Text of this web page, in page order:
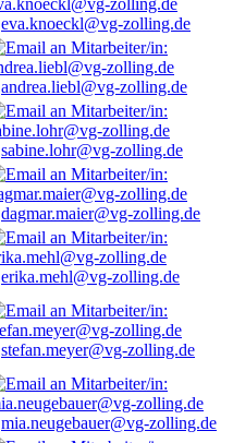
eva.knoeckl@vg-zolling.de
andrea.liebl@vg-zolling.de
sabine.lohr@vg-zolling.de
dagmar.maier@vg-zolling.de
erika.mehl@vg-zolling.de
stefan.meyer@vg-zolling.de
mia.neugebauer@vg-zolling.de